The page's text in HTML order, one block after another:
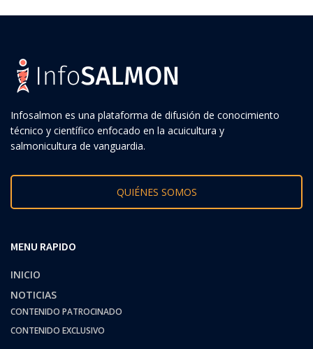
Infosalmon es una plataforma de difusión de conocimiento
técnico y científico enfocado en la acuicultura y
salmonicultura de vanguardia.
QUIÉNES SOMOS
MENU RAPIDO
INICIO
NOTICIAS
CONTENIDO PATROCINADO
CONTENIDO EXCLUSIVO